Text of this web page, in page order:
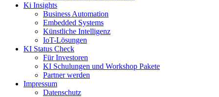
Ki Insights
Business Automation
Embedded Systems
Künstliche Intelligenz
IoT-Lösungen
KI Status Check
Für Investoren
KI Schulungen und Workshop Pakete
Partner werden
Impressum
Datenschutz